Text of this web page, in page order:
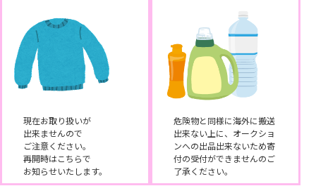
現在お取り扱いが
出来ませんので
ご注意ください。
再開時はこちらで
お知らせいたします。
危険物と同様に海外に搬送
出来ない上に、オークショ
ンへの出品出来ないため寄
付の受付ができませんのご
了承ください。